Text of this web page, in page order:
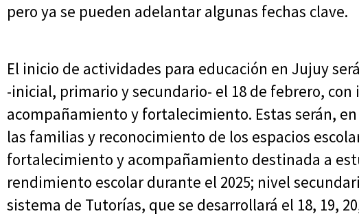
pero ya se pueden adelantar algunas fechas clave.
El inicio de actividades para educación en Jujuy
-inicial, primario y secundario- el 18 de febrero, con
acompañamiento y fortalecimiento. Estas serán,
las familias y reconocimiento de los espacios
fortalecimiento y acompañamiento destinada a
rendimiento escolar durante el 2025; nivel
sistema de Tutorías, que se desarrollará el 18, 19,